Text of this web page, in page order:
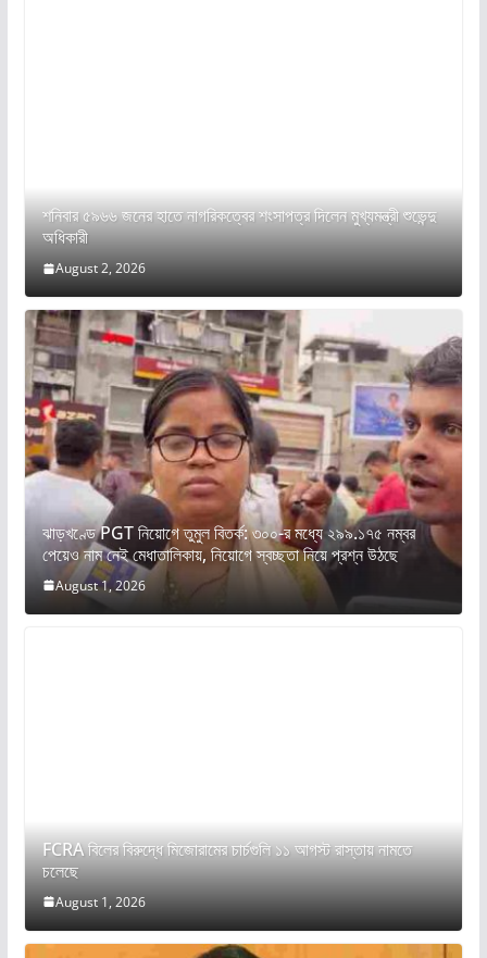
শনিবার ৫৯৬৬ জনের হাতে নাগরিকত্বের শংসাপত্র দিলেন মুখ্যমন্ত্রী শুভেন্দু
অধিকারী
August 2, 2026
ঝাড়খণ্ডে PGT নিয়োগে তুমুল বিতর্ক: ৩০০-র মধ্যে ২৯৯.১৭৫ নম্বর
পেয়েও নাম নেই মেধাতালিকায়, নিয়োগে স্বচ্ছতা নিয়ে প্রশ্ন উঠছে
August 1, 2026
FCRA বিলের বিরুদ্ধে মিজোরামের চার্চগুলি ১১ আগস্ট রাস্তায় নামতে
চলেছে
August 1, 2026